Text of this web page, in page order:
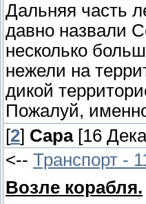
Дальняя часть
давно назвали
несколько
нежели на
дикой
Пожалуй,
[2] Сара[16
<-- Транспорт -
Возле корабля.